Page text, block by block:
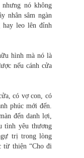
nó không
nhân sâm ngàn
hay leo lên đỉnh
hình mà nó là
nếu cánh cửa
có vợ con, có
phúc mới đến.
đến danh lợi,
tình yêu thương
trị trong lòng
từ thiện “Cho đi